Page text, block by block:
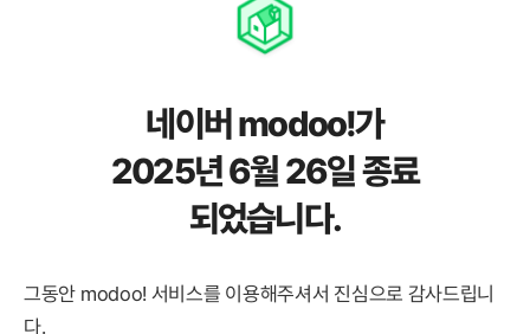
네이버 modoo!가
2025년 6월 26일 종료
되었습니다.
그동안 modoo! 서비스를 이용해주셔서 진심으로 감사드립니
다.